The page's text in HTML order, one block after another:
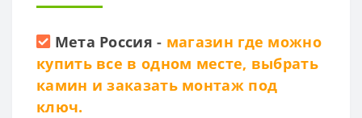
Мета Россия - магазин где можно
купить все в одном месте, выбрать
камин и заказать монтаж под
ключ.